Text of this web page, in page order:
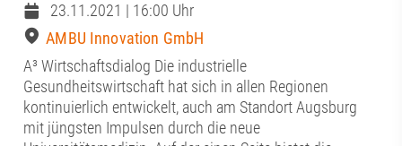
23.11.2021 | 16:00 Uhr
AMBU Innovation GmbH
A³ Wirtschaftsdialog Die industrielle
Gesundheitswirtschaft hat sich in allen Regionen
kontinuierlich entwickelt, auch am Standort Augsburg
mit jüngsten Impulsen durch die neue